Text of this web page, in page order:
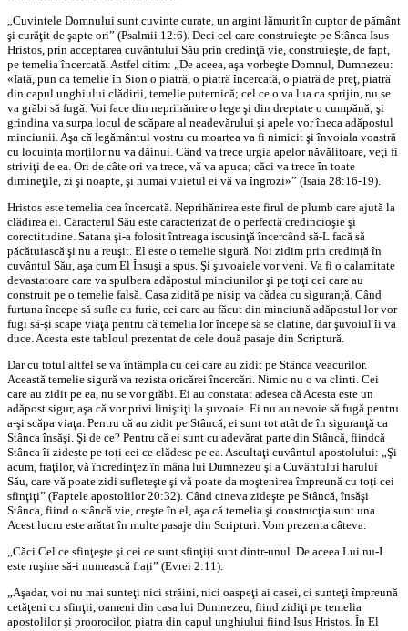
„Cuvintele Domnului sunt cuvinte curate, un argint lămurit în cuptor de pământ
şi curăţit de şapte ori” (Psalmii 12:6). Deci cel care construieşte pe Stânca Isus
Hristos, prin acceptarea cuvântului Său prin credinţă vie, construieşte, de fapt,
pe temelia încercată. Astfel citim: „De aceea, aşa vorbeşte Domnul, Dumnezeu:
«Iată, pun ca temelie în Sion o piatră, o piatră încercată, o piatră de preţ, piatră
din capul unghiului clădirii, temelie puternică; cel ce o va lua ca sprijin, nu se
va grăbi să fugă. Voi face din neprihănire o lege şi din dreptate o cumpănă; şi
grindina va surpa locul de scăpare al neadevărului şi apele vor îneca adăpostul
minciunii. Aşa că legământul vostru cu moartea va fi nimicit şi învoiala voastră
cu locuinţa morţilor nu va dăinui. Când va trece urgia apelor năvălitoare, veţi fi
striviţi de ea. Ori de câte ori va trece, vă va apuca; căci va trece în toate
dimineţile, zi şi noapte, şi numai vuietul ei vă va îngrozi»” (Isaia 28:16-19).
Hristos este temelia cea încercată. Neprihănirea este firul de plumb care ajută la
clădirea ei. Caracterul Său este caracterizat de o perfectă credincioşie şi
corectitudine. Satana şi-a folosit întreaga iscusinţă încercând să-L facă să
păcătuiască şi nu a reuşit. El este o temelie sigură. Noi zidim prin credinţă în
cuvântul Său, aşa cum El Însuşi a spus. Şi şuvoaiele vor veni. Va fi o calamitate
devastatoare care va spulbera adăpostul minciunilor şi pe toţi cei care au
construit pe o temelie falsă. Casa zidită pe nisip va cădea cu siguranţă. Când
furtuna începe să sufle cu furie, cei care au făcut din minciună adăpostul lor vor
fugi să-şi scape viaţa pentru că temelia lor începe să se clatine, dar şuvoiul îi va
duce. Acesta este tabloul prezentat de cele două pasaje din Scriptură.
Dar cu totul altfel se va întâmpla cu cei care au zidit pe Stânca veacurilor.
Această temelie sigură va rezista oricărei încercări. Nimic nu o va clinti. Cei
care au zidit pe ea, nu se vor grăbi. Ei au constatat adesea că Acesta este un
adăpost sigur, aşa că vor privi liniştiţi la şuvoaie. Ei nu au nevoie să fugă pentru
a-şi scăpa viaţa. Pentru că au zidit pe Stâncă, ei sunt tot atât de în siguranţă ca
Stânca însăşi. Şi de ce? Pentru că ei sunt cu adevărat parte din Stâncă, fiindcă
Stânca îi zidește pe toți cei ce clădesc pe ea. Ascultaţi cuvântul apostolului: „Şi
acum, fraţilor, vă încredinţez în mâna lui Dumnezeu şi a Cuvântului harului
Său, care vă poate zidi sufleteşte şi vă poate da moştenirea împreună cu toţi cei
sfinţiţi” (Faptele apostolilor 20:32). Când cineva zideşte pe Stâncă, însăşi
Stânca, fiind o stâncă vie, creşte în el, aşa că temelia şi construcţia sunt una.
Acest lucru este arătat în multe pasaje din Scripturi. Vom prezenta câteva:
„Căci Cel ce sfinţeşte şi cei ce sunt sfinţiţi sunt dintr-unul. De aceea Lui nu-I
este ruşine să-i numească fraţi” (Evrei 2:11).
„Aşadar, voi nu mai sunteţi nici străini, nici oaspeţi ai casei, ci sunteţi împreună
cetăţeni cu sfinţii, oameni din casa lui Dumnezeu, fiind zidiţi pe temelia
apostolilor şi proorocilor, piatra din capul unghiului fiind Isus Hristos. În El